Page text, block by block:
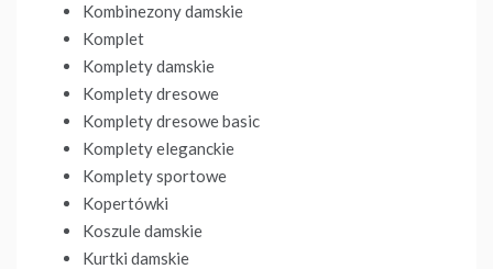
Kombinezony damskie
Komplet
Komplety damskie
Komplety dresowe
Komplety dresowe basic
Komplety eleganckie
Komplety sportowe
Kopertówki
Koszule damskie
Kurtki damskie